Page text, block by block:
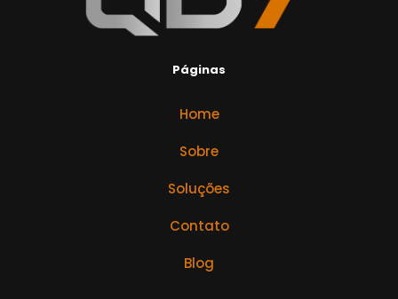
Páginas
Home
Sobre
Soluções
Contato
Blog